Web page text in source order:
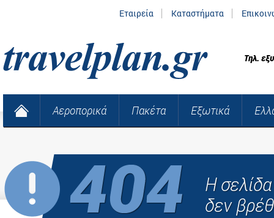
Εταιρεία Καταστήματα
Τηλ.
Αεροπορικά Πακέτα Εξωτικά
Η
δεν